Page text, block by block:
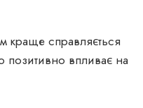
краще справляється
впливає на